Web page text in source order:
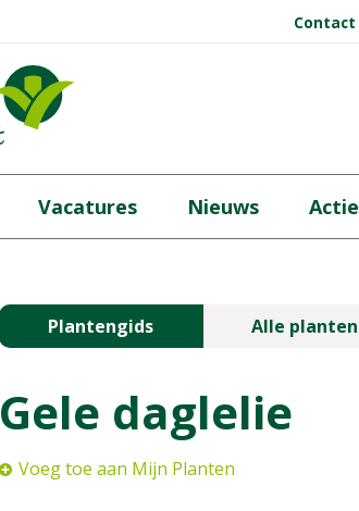
Contact
Vacatures Nieuws
Plantengids Alle planten
Gele daglelie
Voeg toe aan Mijn Planten